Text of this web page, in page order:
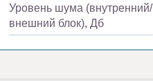
Уровень шума (внутренний/
внешний блок), Дб